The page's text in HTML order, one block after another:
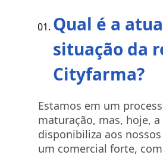
Qual é a
situação da
Cityfarma?
Estamos em um
maturação, mas, hoje, a
disponibiliza aos
um comercial forte,